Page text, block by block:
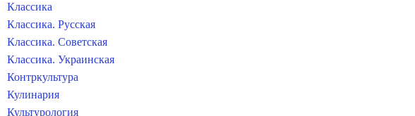
Классика
Классика. Русская
Классика. Советская
Классика. Украинская
Контркультура
Кулинария
Культурология